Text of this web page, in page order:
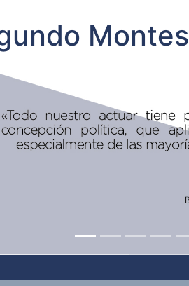
Montes